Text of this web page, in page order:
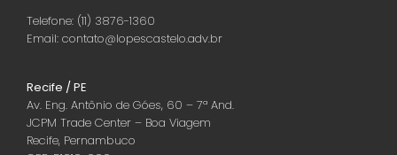
Telefone: (11) 3876-1360
Email: contato@lopescastelo.adv.br
Recife / PE
Av. Eng. Antônio de Góes, 60 – 7ª And.
JCPM Trade Center – Boa Viagem
Recife, Pernambuco